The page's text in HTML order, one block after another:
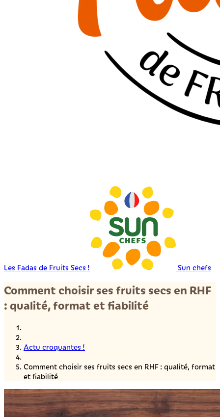
Les Fadas de Fruits Secs ! Sun chefs
Comment choisir ses fruits secs en RHF
: qualité, format et fiabilité
Actu croquantes !
Comment choisir ses fruits secs en RHF : qualité, format
et fiabilité